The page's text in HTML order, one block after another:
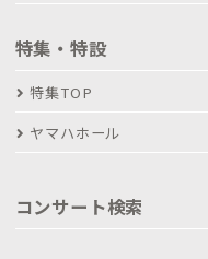
特集・特設
特集TOP
ヤマハホール
コンサート検索